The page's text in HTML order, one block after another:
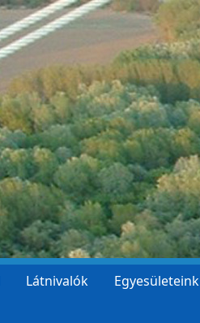
Látnivalók Egyesületeink